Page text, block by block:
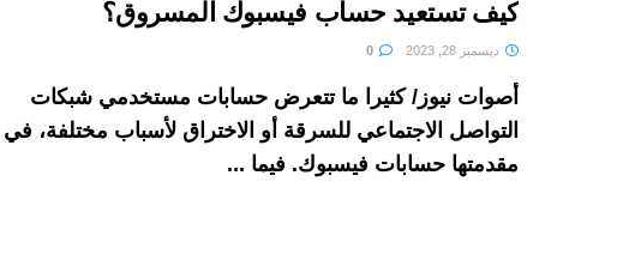
كيف تستعيد حساب فيسبوك المسروق؟
ديسمبر 28, 2023
أصوات نيوز/ كثيرا ما تتعرض حسابات مستخدمي شبكات
التواصل الاجتماعي للسرقة أو الاختراق لأسباب مختلفة، في
مقدمتها حسابات فيسبوك. فيما ...